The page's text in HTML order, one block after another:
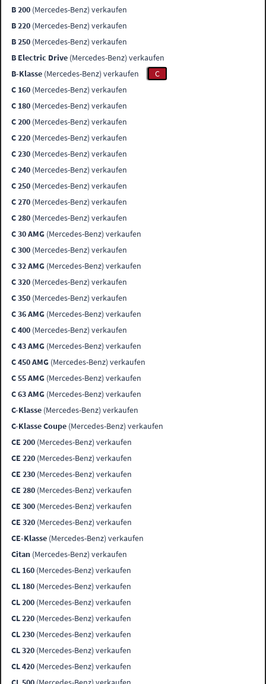
B 200 (Mercedes-Benz) verkaufen
B 220 (Mercedes-Benz) verkaufen
B 250 (Mercedes-Benz) verkaufen
B Electric Drive (Mercedes-Benz) verkaufen
B-Klasse (Mercedes-Benz) verkaufen
C
C 160 (Mercedes-Benz) verkaufen
C 180 (Mercedes-Benz) verkaufen
C 200 (Mercedes-Benz) verkaufen
C 220 (Mercedes-Benz) verkaufen
C 230 (Mercedes-Benz) verkaufen
C 240 (Mercedes-Benz) verkaufen
C 250 (Mercedes-Benz) verkaufen
C 270 (Mercedes-Benz) verkaufen
C 280 (Mercedes-Benz) verkaufen
C 30 AMG (Mercedes-Benz) verkaufen
C 300 (Mercedes-Benz) verkaufen
C 32 AMG (Mercedes-Benz) verkaufen
C 320 (Mercedes-Benz) verkaufen
C 350 (Mercedes-Benz) verkaufen
C 36 AMG (Mercedes-Benz) verkaufen
C 400 (Mercedes-Benz) verkaufen
C 43 AMG (Mercedes-Benz) verkaufen
C 450 AMG (Mercedes-Benz) verkaufen
C 55 AMG (Mercedes-Benz) verkaufen
C 63 AMG (Mercedes-Benz) verkaufen
C-Klasse (Mercedes-Benz) verkaufen
C-Klasse Coupe (Mercedes-Benz) verkaufen
CE 200 (Mercedes-Benz) verkaufen
CE 220 (Mercedes-Benz) verkaufen
CE 230 (Mercedes-Benz) verkaufen
CE 280 (Mercedes-Benz) verkaufen
CE 300 (Mercedes-Benz) verkaufen
CE 320 (Mercedes-Benz) verkaufen
CE-Klasse (Mercedes-Benz) verkaufen
Citan (Mercedes-Benz) verkaufen
CL 160 (Mercedes-Benz) verkaufen
CL 180 (Mercedes-Benz) verkaufen
CL 200 (Mercedes-Benz) verkaufen
CL 220 (Mercedes-Benz) verkaufen
CL 230 (Mercedes-Benz) verkaufen
CL 320 (Mercedes-Benz) verkaufen
CL 420 (Mercedes-Benz) verkaufen